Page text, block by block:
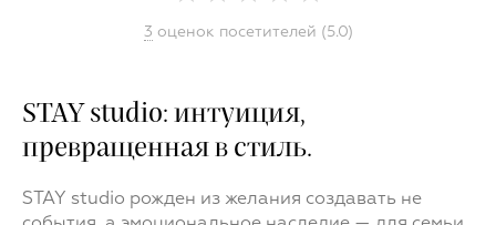
3 оценок посетителей (5.0)
STAY studio: интуиция,
превращенная в стиль.
STAY studio рожден из желания создавать не